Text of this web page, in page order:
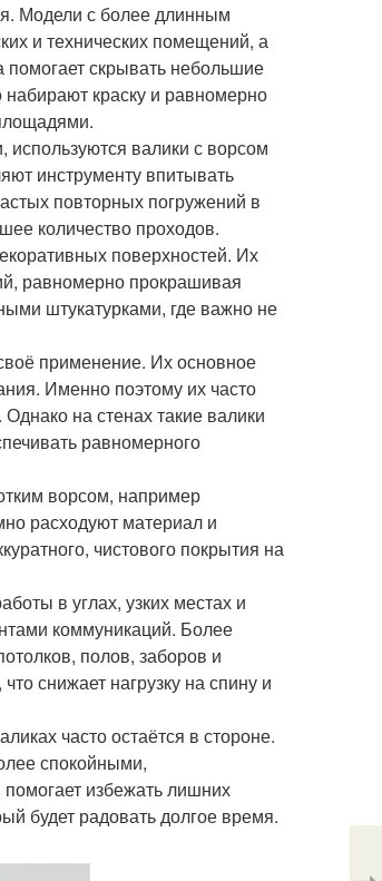
Модели с более длинным
и технических помещений, а
помогает скрывать небольшие
краску и равномерно
используются валики с ворсом
инструменту впитывать
повторных погружений в
количество проходов.
поверхностей. Их
равномерно прокрашивая
штукатурками, где важно не
применение. Их основное
Именно поэтому их часто
на стенах такие валики
равномерного
ворсом, например
расходуют материал и
чистового покрытия на
в углах, узких местах и
коммуникаций. Более
полов, заборов и
снижает нагрузку на спину и
часто остаётся в стороне.
спокойными,
избежать лишних
будет радовать долгое время.